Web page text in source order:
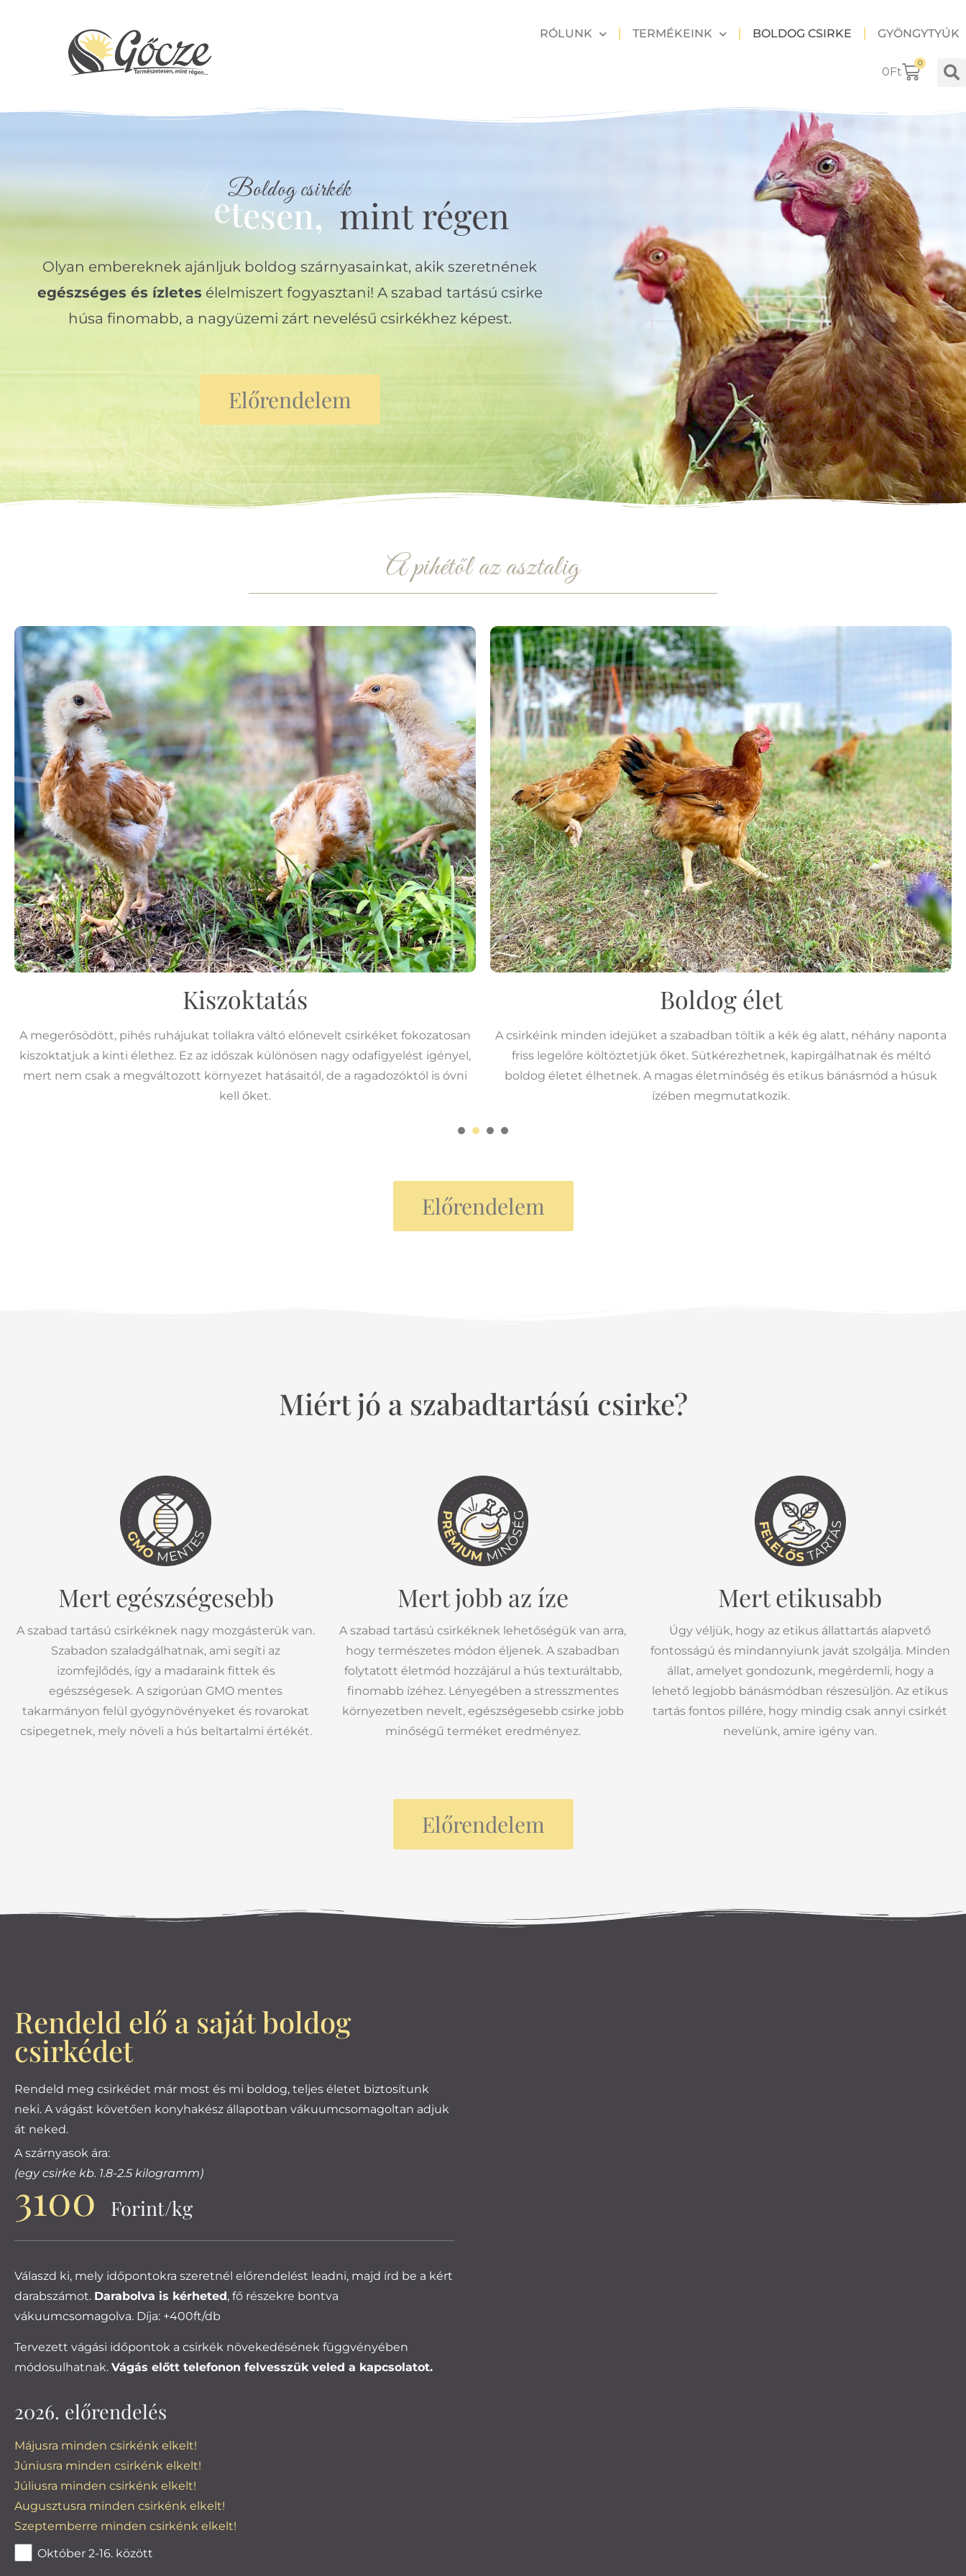
RÓLUNK TERMÉKEINK BOLDOG CSIRKE GYÖNGYTYÚK
0Ft
0
Boldog csirkék
Te mint régen
Olyan embereknek ajánljuk boldog szárnyasainkat, akik szeretnének
egészséges és ízletes élelmiszert fogyasztani! A szabad tartású csirke
húsa finomabb, a nagyüzemi zárt nevelésű csirkékhez képest.
Előrendelem
A pihétől az asztalig
Kiszoktatás
A megerősödött, pihés ruhájukat tollakra váltó előnevelt csirkéket fokozatosan
kiszoktatjuk a kinti élethez. Ez az időszak különösen nagy odafigyelést igényel,
mert nem csak a megváltozott környezet hatásaitól, de a ragadozóktól is óvni
kell őket.
Boldog élet
A csirkéink minden idejüket a szabadban töltik a kék ég alatt, néhány naponta
friss legelőre költöztetjük őket. Sütkérezhetnek, kapirgálhatnak és méltó
boldog életet élhetnek. A magas életminőség és etikus bánásmód a húsuk
ízében megmutatkozik.
Előrendelem
Miért jó a szabadtartású csirke?
Mert egészségesebb
A szabad tartású csirkéknek nagy mozgásterük van.
Szabadon szaladgálhatnak, ami segíti az
izomfejlődés, így a madaraink fittek és
egészségesek. A szigorúan GMO mentes
takarmányon felül gyógynövényeket és rovarokat
csipegetnek, mely növeli a hús beltartalmi értékét.
Mert jobb az íze
A szabad tartású csirkéknek lehetőségük van arra,
hogy természetes módon éljenek. A szabadban
folytatott életmód hozzájárul a hús texturáltabb,
finomabb ízéhez. Lényegében a stresszmentes
környezetben nevelt, egészségesebb csirke jobb
minőségű terméket eredményez.
Mert etikusabb
Úgy véljük, hogy az etikus állattartás alapvető
fontosságú és mindannyiunk javát szolgálja. Minden
állat, amelyet gondozunk, megérdemli, hogy a
lehető legjobb bánásmódban részesüljön. Az etikus
tartás fontos pillére, hogy mindig csak annyi csirkét
nevelünk, amire igény van.
Előrendelem
Rendeld elő a saját boldog
csirkédet
Rendeld meg csirkédet már most és mi boldog, teljes életet biztosítunk
neki. A vágást követően konyhakész állapotban vákuumcsomagoltan adjuk
át neked.
A szárnyasok ára:
(egy csirke kb. 1.8-2.5 kilogramm)
3100 Forint/kg
Válaszd ki, mely időpontokra szeretnél előrendelést leadni, majd írd be a kért
darabszámot. Darabolva is kérheted , fő részekre bontva
vákuumcsomagolva. Díja: +400ft/db
Tervezett vágási időpontok a csirkék növekedésének függvényében
módosulhatnak. Vágás előtt telefonon felvesszük veled a kapcsolatot.
2026. előrendelés
Májusra minden csirkénk elkelt!
Júniusra minden csirkénk elkelt!
Júliusra minden csirkénk elkelt!
Augusztusra minden csirkénk elkelt!
Szeptemberre minden csirkénk elkelt!
Október 2-16. között